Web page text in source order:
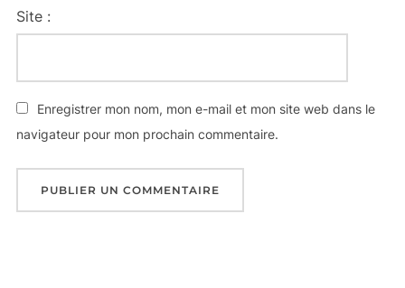
Site :
Enregistrer mon nom, mon e-mail et mon site web dans le
navigateur pour mon prochain commentaire.